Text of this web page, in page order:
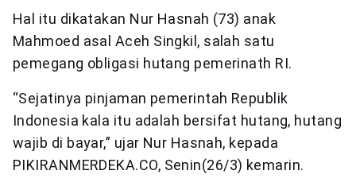
Hal itu dikatakan Nur Hasnah (73) anak
Mahmoed asal Aceh Singkil, salah satu
pemegang obligasi hutang pemerinath RI.
“Sejatinya pinjaman pemerintah Republik
Indonesia kala itu adalah bersifat hutang, hutang
wajib di bayar,” ujar Nur Hasnah, kepada
PIKIRANMERDEKA.CO, Senin(26/3) kemarin.